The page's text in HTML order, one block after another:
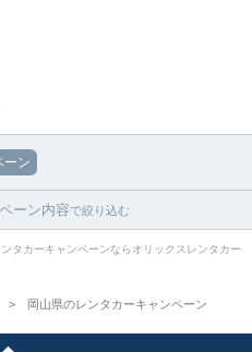
ーン
ーン内容で絞り込む
タカーキャンペーンならオリックスレンタカー
岡山県のレンタカーキャンペーン